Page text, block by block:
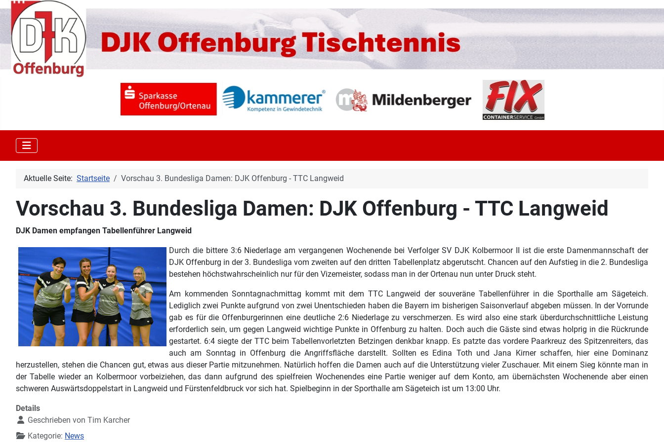
Aktuelle Seite: Startseite Vorschau 3. Bundesliga Damen: DJK Offenburg - TTC Langweid
Vorschau 3. Bundesliga Damen: DJK Offenburg - TTC Langweid
DJK Damen empfangen Tabellenführer Langweid
Durch die bittere 3:6 Niederlage am vergangenen Wochenende bei Verfolger SV DJK Kolbermoor II ist die erste Damenmannschaft der
DJK Offenburg in der 3. Bundesliga vom zweiten auf den dritten Tabellenplatz abgerutscht. Chancen auf den Aufstieg in die 2. Bundesliga
bestehen höchstwahrscheinlich nur für den Vizemeister, sodass man in der Ortenau nun unter Druck steht.
Am kommenden Sonntagnachmittag kommt mit dem TTC Langweid der souveräne Tabellenführer in die Sporthalle am Sägeteich.
Lediglich zwei Punkte aufgrund von zwei Unentschieden haben die Bayern im bisherigen Saisonverlauf abgeben müssen. In der Vorrunde
gab es für die Offenburgerinnen eine deutliche 2:6 Niederlage zu verschmerzen. Es wird also eine stark überdurchschnittliche Leistung
erforderlich sein, um gegen Langweid wichtige Punkte in Offenburg zu halten. Doch auch die Gäste sind etwas holprig in die Rückrunde
gestartet. 6:4 siegte der TTC beim Tabellenvorletzten Betzingen denkbar knapp. Es patzte das vordere Paarkreuz des Spitzenreiters, das
auch am Sonntag in Offenburg die Angriffsfläche darstellt. Sollten es Edina Toth und Jana Kirner schaffen, hier eine Dominanz
herzustellen, stehen die Chancen gut, etwas aus dieser Partie mitzunehmen. Natürlich hoffen die Damen auch auf die Unterstützung vieler Zuschauer. Mit einem Sieg könnte man in
der Tabelle wieder an Kolbermoor vorbeiziehen, das dann aufgrund des spielfreien Wochenendes eine Partie weniger auf dem Konto, am übernächsten Wochenende aber einen
schweren Auswärtsdoppelstart in Langweid und Fürstenfeldbruck vor sich hat. Spielbeginn in der Sporthalle am Sägeteich ist um 13:00 Uhr.
Details
Geschrieben von Tim Karcher
Kategorie: News